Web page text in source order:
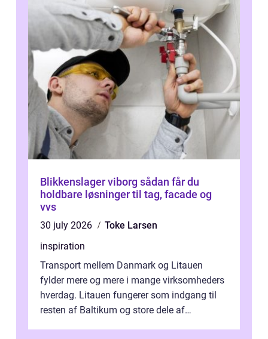
Blikkenslager viborg sådan får du
holdbare løsninger til tag, facade og
vvs
30 july 2026
Toke Larsen
inspiration
Transport mellem Danmark og Litauen
fylder mere og mere i mange virksomheders
hverdag. Litauen fungerer som indgang til
resten af Baltikum og store dele af